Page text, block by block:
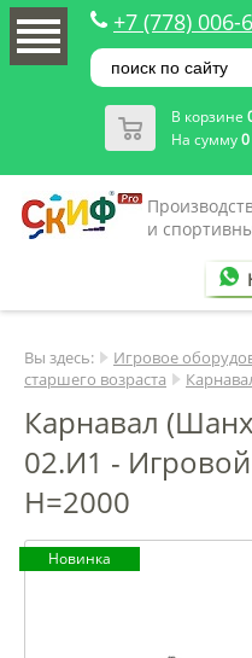
+7 (778) 006-
В корзине
На сумму0
и
Вы здесь: Игровое
старшего возраста
Карнавал
02.И1 -
H=2000
Новинка